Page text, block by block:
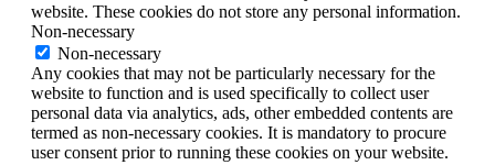
website. These cookies do not store any personal information.
Non-necessary
Non-necessary
Any cookies that may not be particularly necessary for the
website to function and is used specifically to collect user
personal data via analytics, ads, other embedded contents are
termed as non-necessary cookies. It is mandatory to procure
user consent prior to running these cookies on your website.